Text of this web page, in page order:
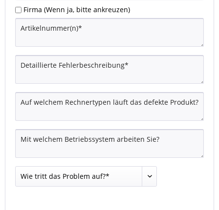
Firma (Wenn ja, bitte ankreuzen)